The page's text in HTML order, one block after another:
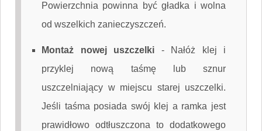
Powierzchnia powinna być gładka i wolna
od wszelkich zanieczyszczeń.
Montaż nowej uszczelki -
Nałóż klej i
przyklej nową taśmę lub sznur
uszczelniający w miejscu starej uszczelki.
Jeśli taśma posiada swój klej a ramka jest
prawidłowo odtłuszczona to dodatkowego